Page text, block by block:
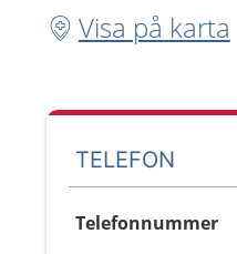
Visa på karta
TELEFON
Telefonnummer